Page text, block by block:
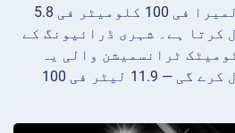
پاور کے ساتھ نسان المیرا فی 100 کلومیٹر فی 5.8
کرتا ہے۔ شہری ڈرائیونگ کے
اسپیڈ آٹومیٹک ٹرانسمیشن والی یہ
سیڈان دوگنا استعمال کرے گی — 11.9 لیٹر فی 100